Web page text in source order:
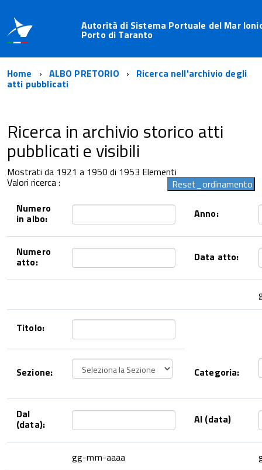
Autorità di Sistema Portuale del Mar
Porto di Taranto
Home ALBO PRETORIO Ricerca nell'archivio degli
atti pubblicati
Ricerca in archivio storico atti
pubblicati e visibili
Mostrati da 1921 a 1950 di 1953 Elementi
Valori ricerca :
Numero
in albo: Anno:
Numero
atto: Data atto:
Titolo:
Sezione: Categoria:
Dal
(data): Al (data)
gg-mm-aaaa